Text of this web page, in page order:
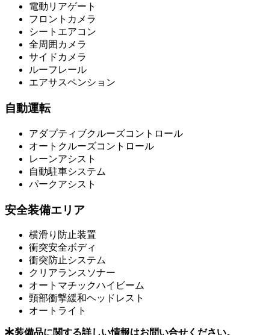
電動リアゲート
フロントカメラ
シートエアコン
全周囲カメラ
サイドカメラ
ルーフレール
エアサスペンション
自動運転
アダプティブクルーズコントロール
オートクルーズコントロール
レーンアシスト
自動駐車システム
パークアシスト
安全装備エリア
横滑り防止装置
衝突安全ボディ
衝突防止システム
クリアランスソナー
オートマチックハイビーム
頸部衝撃緩和ヘッドレスト
オートライト
装備品に関する詳しい情報はお問い合せください。